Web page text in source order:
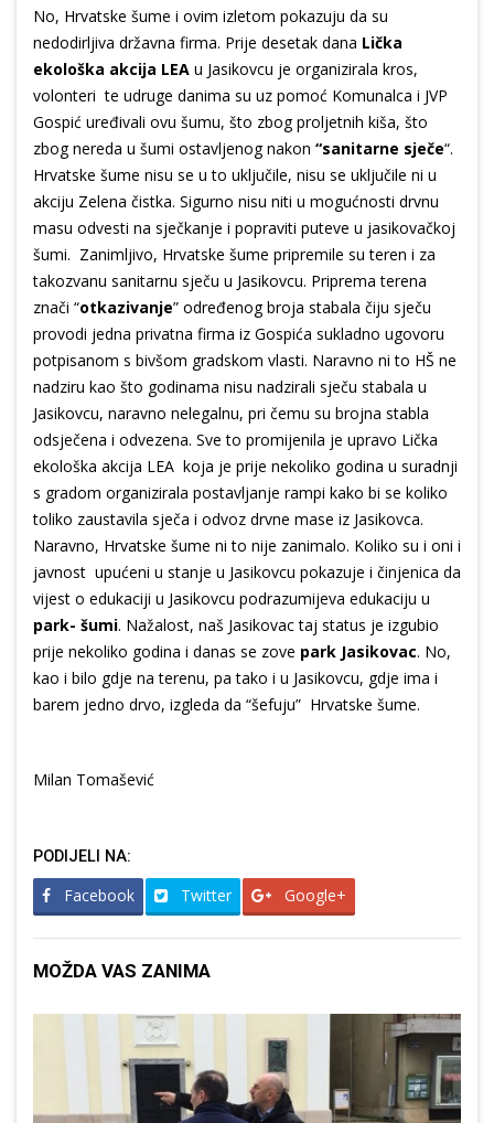
No, Hrvatske šume i ovim izletom pokazuju da su
nedodirljiva državna firma. Prije desetak dana Lička
ekološka akcija LEA u Jasikovcu je organizirala kros,
volonteri te udruge danima su uz pomoć Komunalca i JVP
Gospić uređivali ovu šumu, što zbog proljetnih kiša, što
zbog nereda u šumi ostavljenog nakon “sanitarne sječe“.
Hrvatske šume nisu se u to uključile, nisu se uključile ni u
akciju Zelena čistka. Sigurno nisu niti u mogućnosti drvnu
masu odvesti na sječkanje i popraviti puteve u jasikovačkoj
šumi. Zanimljivo, Hrvatske šume pripremile su teren i za
takozvanu sanitarnu sječu u Jasikovcu. Priprema terena
znači “otkazivanje” određenog broja stabala čiju sječu
provodi jedna privatna firma iz Gospića sukladno ugovoru
potpisanom s bivšom gradskom vlasti. Naravno ni to HŠ ne
nadziru kao što godinama nisu nadzirali sječu stabala u
Jasikovcu, naravno nelegalnu, pri čemu su brojna stabla
odsječena i odvezena. Sve to promijenila je upravo Lička
ekološka akcija LEA koja je prije nekoliko godina u suradnji
s gradom organizirala postavljanje rampi kako bi se koliko
toliko zaustavila sječa i odvoz drvne mase iz Jasikovca.
Naravno, Hrvatske šume ni to nije zanimalo. Koliko su i oni i
javnost upućeni u stanje u Jasikovcu pokazuje i činjenica da
vijest o edukaciji u Jasikovcu podrazumijeva edukaciju u
park- šumi. Nažalost, naš Jasikovac taj status je izgubio
prije nekoliko godina i danas se zove park Jasikovac. No,
kao i bilo gdje na terenu, pa tako i u Jasikovcu, gdje ima i
barem jedno drvo, izgleda da “šefuju” Hrvatske šume.
Milan Tomašević
PODIJELI NA:
Facebook Twitter Google+
MOŽDA VAS ZANIMA